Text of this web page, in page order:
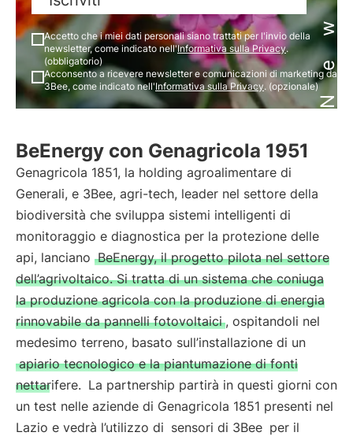
Accetto che i miei dati personali siano trattati per l'invio della
newsletter, come indicato nell'Informativa sulla Privacy.
(obbligatorio)
Acconsento a ricevere newsletter e comunicazioni di marketing da
3Bee, come indicato nell'Informativa sulla Privacy. (opzionale)
BeEnergy con Genagricola 1951
Genagricola 1851, la holding agroalimentare di
Generali, e 3Bee, agri-tech, leader nel settore della
biodiversità che sviluppa sistemi intelligenti di
monitoraggio e diagnostica per la protezione delle
api, lanciano BeEnergy, il progetto pilota nel settore
dell’agrivoltaico. Si tratta di un sistema che coniuga
la produzione agricola con la produzione di energia
rinnovabile da pannelli fotovoltaici , ospitandoli nel
medesimo terreno, basato sull’installazione di un
apiario tecnologico e la piantumazione di fonti
nettarifere. La partnership partirà in questi giorni con
un test nelle aziende di Genagricola 1851 presenti nel
Lazio e vedrà l’utilizzo di sensori di 3Bee per il